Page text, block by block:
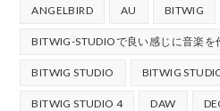
ANGELBIRD AU BITWIG
BITWIG-STUDIOで良い感じに音楽を
BITWIG STUDIO BITWIG
BITWIG STUDIO 4 DAW